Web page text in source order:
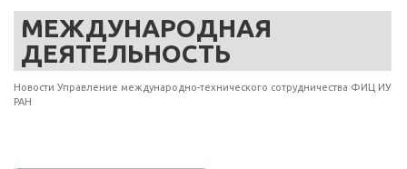
МЕЖДУНАРОДНАЯ
ДЕЯТЕЛЬНОСТЬ
Новости Управление международно-технического сотрудничества ФИЦ ИУ
РАН